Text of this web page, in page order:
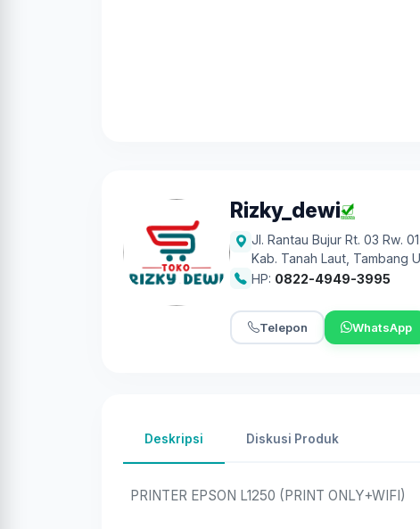
Rizky_dewi
Jl. Rantau Bujur Rt. 03 Rw.
Kab. Tanah Laut Tambang
HP: 0822-4949-3995
Telepon WhatsApp
Deskripsi Diskusi Produk
PRINTER EPSON L1250 (PRINT ONLY+WIFI)